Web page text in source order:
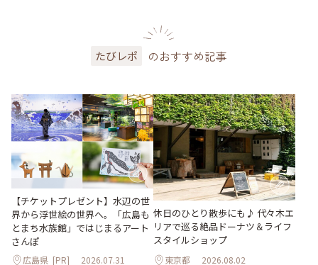
たびレポ のおすすめ記事
【チケットプレゼント】水辺の世
界から浮世絵の世界へ。「広島も
とまち水族館」ではじまるアート
さんぽ
広島県 [PR] 2026.07.31
休日のひとり散歩にも♪ 代々木エ
リアで巡る絶品ドーナツ＆ライフ
スタイルショップ
東京都 2026.08.02